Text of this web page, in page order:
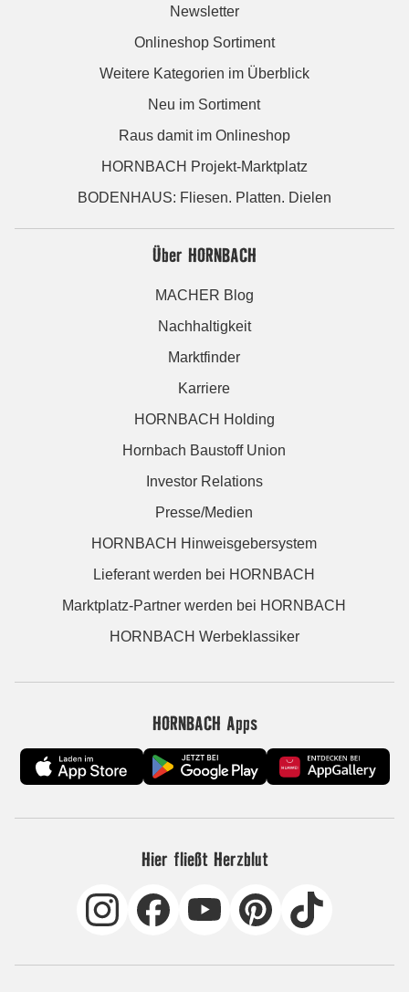
Newsletter
Onlineshop Sortiment
Weitere Kategorien im Überblick
Neu im Sortiment
Raus damit im Onlineshop
HORNBACH Projekt-Marktplatz
BODENHAUS: Fliesen. Platten. Dielen
Über HORNBACH
MACHER Blog
Nachhaltigkeit
Marktfinder
Karriere
HORNBACH Holding
Hornbach Baustoff Union
Investor Relations
Presse/Medien
HORNBACH Hinweisgebersystem
Lieferant werden bei HORNBACH
Marktplatz-Partner werden bei HORNBACH
HORNBACH Werbeklassiker
HORNBACH Apps
Hier fließt Herzblut